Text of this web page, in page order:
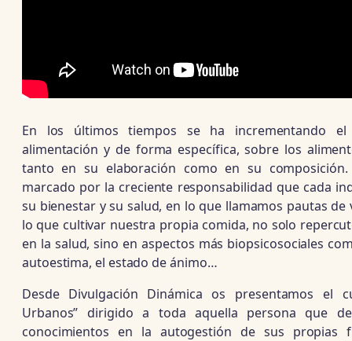
En los últimos tiempos se ha incrementando
alimentación y de forma específica, sobre los
tanto en su elaboración como en su
marcado por la creciente responsabilidad que cada
su bienestar y su salud, en lo que llamamos pautas de
lo que cultivar nuestra propia comida, no solo
en la salud, sino en aspectos más biopsicosociales
autoestima, el estado de ánimo…
Desde Divulgación Dinámica os presentamos el
Urbanos” dirigido a toda aquella persona que
conocimientos en la autogestión de sus propias